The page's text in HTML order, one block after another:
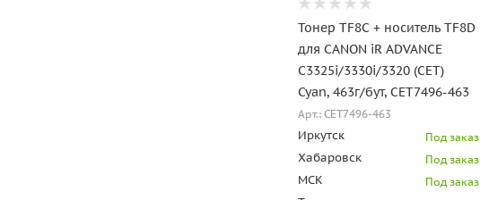
Тонер TF8C + носитель TF8D
для CANON iR ADVANCE
C3325i/3330i/3320 (CET)
Cyan, 463г/бут, CET7496-463
Арт.: CET7496-463
Иркутск Под заказ
Хабаровск Под заказ
МСК Под заказ